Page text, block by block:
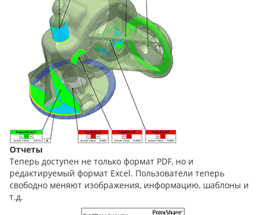
Отчеты
Теперь доступен не только формат PDF, но и
редактируемый формат Excel. Пользователи теперь
свободно меняют изображения, информацию, шаблоны и
т.д.